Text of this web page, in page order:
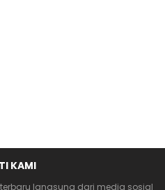
KAMI
langsung dari media sosial